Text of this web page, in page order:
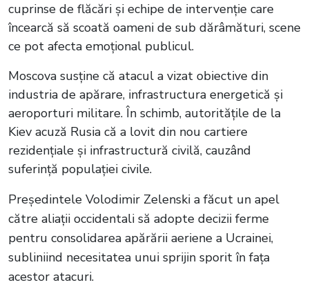
cuprinse de flăcări și echipe de intervenție care
încearcă să scoată oameni de sub dărâmături, scene
ce pot afecta emoțional publicul.
Moscova susține că atacul a vizat obiective din
industria de apărare, infrastructura energetică și
aeroporturi militare. În schimb, autoritățile de la
Kiev acuză Rusia că a lovit din nou cartiere
rezidențiale și infrastructură civilă, cauzând
suferință populației civile.
Președintele Volodimir Zelenski a făcut un apel
către aliații occidentali să adopte decizii ferme
pentru consolidarea apărării aeriene a Ucrainei,
subliniind necesitatea unui sprijin sporit în fața
acestor atacuri.